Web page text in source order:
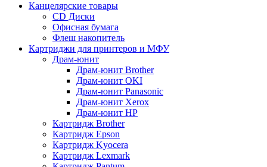
Канцелярские товары
CD Диски
Офисная бумага
Флеш накопитель
Картриджи для принтеров и МФУ
Драм-юнит
Драм-юнит Brother
Драм-юнит OKI
Драм-юнит Panasonic
Драм-юнит Xerox
Драм-юнит НР
Картридж Brother
Картридж Epson
Картридж Kyocera
Картридж Lexmark